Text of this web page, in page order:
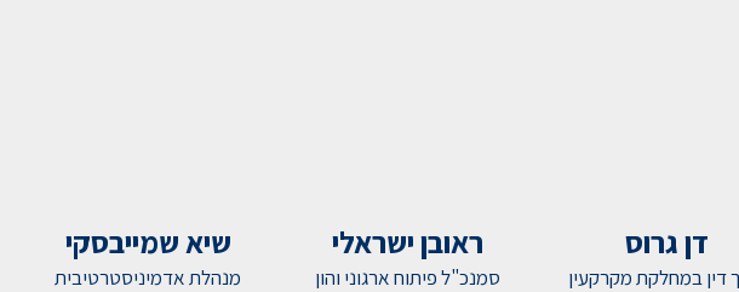
דן גרוס
דין במחלקת מקרקעין
ראובן ישראלי
סמנכ"ל פיתוח ארגוני והון
שיא שמייבסקי
מנהלת אדמיניסטרטיבית